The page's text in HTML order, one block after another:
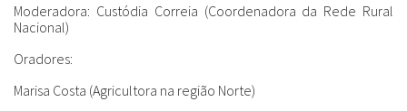
Moderadora: Custódia Correia (Coordenadora da Rede Rural
Nacional)
Oradores:
Marisa Costa (Agricultora na região Norte)